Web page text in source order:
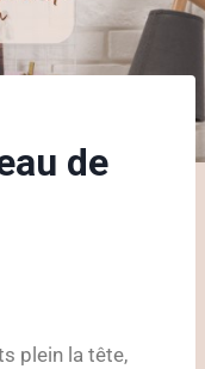
de
plein la tête,